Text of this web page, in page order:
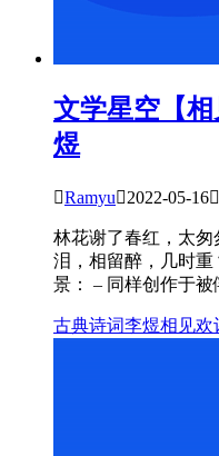
文学星空 【
煜
Ramyu2022-05-16
林花谢了春红，太
泪，相留醉，几时
景： – 同样创作于
古典诗词李煜相见欢